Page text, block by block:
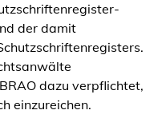
der damit
dazu verpflichtet,
einzureichen.